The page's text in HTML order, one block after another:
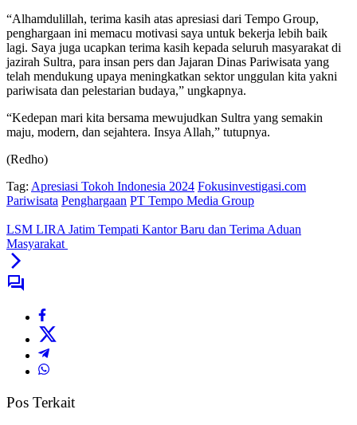
“Alhamdulillah, terima kasih atas apresiasi dari Tempo Group,
penghargaan ini memacu motivasi saya untuk bekerja lebih baik
lagi. Saya juga ucapkan terima kasih kepada seluruh masyarakat di
jazirah Sultra, para insan pers dan Jajaran Dinas Pariwisata yang
telah mendukung upaya meningkatkan sektor unggulan kita yakni
pariwisata dan pelestarian budaya,” ungkapnya.
“Kedepan mari kita bersama mewujudkan Sultra yang semakin
maju, modern, dan sejahtera. Insya Allah,” tutupnya.
(Redho)
Tag: Apresiasi Tokoh Indonesia 2024 Fokusinvestigasi.com
Pariwisata Penghargaan PT Tempo Media Group
LSM LIRA Jatim Tempati Kantor Baru dan Terima Aduan
Masyarakat
Pos Terkait